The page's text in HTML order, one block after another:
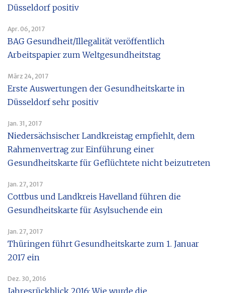
Düsseldorf positiv
Apr. 06, 2017
BAG Gesundheit/Illegalität veröffentlich
Arbeitspapier zum Weltgesundheitstag
März 24, 2017
Erste Auswertungen der Gesundheitskarte in
Düsseldorf sehr positiv
Jan. 31, 2017
Niedersächsischer Landkreistag empfiehlt, dem
Rahmenvertrag zur Einführung einer
Gesundheitskarte für Geflüchtete nicht beizutreten
Jan. 27, 2017
Cottbus und Landkreis Havelland führen die
Gesundheitskarte für Asylsuchende ein
Jan. 27, 2017
Thüringen führt Gesundheitskarte zum 1. Januar
2017 ein
Dez. 30, 2016